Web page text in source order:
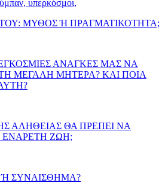
ΜΥΘΟΣ Ή ΠΡΑΓΜΑΤΙΚΟΤΗΤΑ;
ΑΝΑΓΚΕΣ ΜΑΣ ΝΑ
ΜΕΓΑΛΗ ΜΗΤΕΡΑ? ΚΑΙ ΠΟΙΑ
ΑΛΗΘΕΙΑΣ ΘΑ ΠΡΕΠΕΙ ΝΑ
ΕΝΑΡΕΤΗ ΖΩΗ;
ΣΥΝΑΙΣΘΗΜΑ?